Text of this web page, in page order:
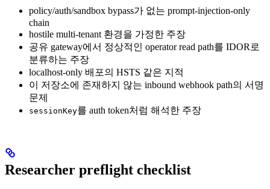
policy/auth/sandbox bypass가 없는 prompt-injection-only
chain
hostile multi-tenant 환경을 가정한 주장
공유 gateway에서 정상적인 operator read path를 IDOR로
분류하는 주장
localhost-only 배포의 HSTS 같은 지적
이 저장소에 존재하지 않는 inbound webhook path의 서명
문제
sessionKey를 auth token처럼 해석한 주장
Researcher preflight checklist